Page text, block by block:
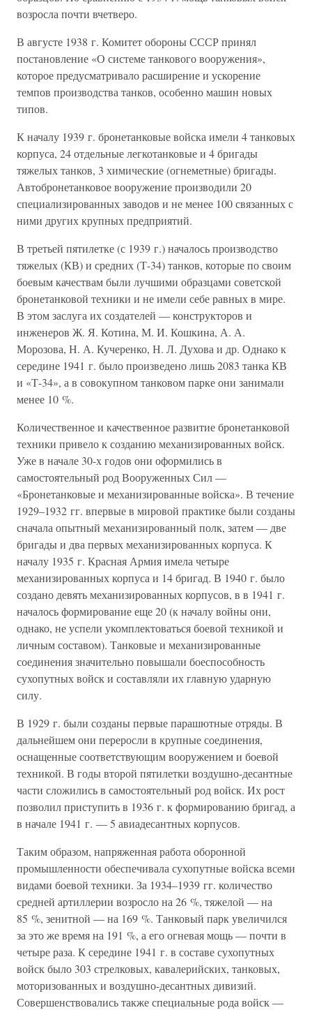
возросла почти вчетверо.
В августе 1938 г. Комитет обороны СССР принял
постановление «О системе танкового вооружения»,
которое предусматривало расширение и ускорение
темпов производства танков, особенно машин новых
типов.
К началу 1939 г. бронетанковые войска имели 4 танковых
корпуса, 24 отдельные легкотанковые и 4 бригады
тяжелых танков, 3 химические (огнеметные) бригады.
Автобронетанковое вооружение производили 20
специализированных заводов и не менее 100 связанных с
ними других крупных предприятий.
В третьей пятилетке (с 1939 г.) началось производство
тяжелых (КВ) и средних (Т-34) танков, которые по своим
боевым качествам были лучшими образцами советской
бронетанковой техники и не имели себе равных в мире.
В этом заслуга их создателей — конструкторов и
инженеров Ж. Я. Котина, М. И. Кошкина, А. А.
Морозова, Н. А. Кучеренко, Н. Л. Духова и др. Однако к
середине 1941 г. было произведено лишь 2083 танка КВ
и «Т-34», а в совокупном танковом парке они занимали
менее 10 %.
Количественное и качественное развитие бронетанковой
техники привело к созданию механизированных войск.
Уже в начале 30-х годов они оформились в
самостоятельный род Вооруженных Сил —
«Бронетанковые и механизированные войска». В течение
1929–1932 гг. впервые в мировой практике были созданы
сначала опытный механизированный полк, затем — две
бригады и два первых механизированных корпуса. К
началу 1935 г. Красная Армия имела четыре
механизированных корпуса и 14 бригад. В 1940 г. было
создано девять механизированных корпусов, в в 1941 г.
началось формирование еще 20 (к началу войны они,
однако, не успели укомплектоваться боевой техникой и
личным составом). Танковые и механизированные
соединения значительно повышали боеспособность
сухопутных войск и составляли их главную ударную
силу.
В 1929 г. были созданы первые парашютные отряды. В
дальнейшем они переросли в крупные соединения,
оснащенные соответствующим вооружением и боевой
техникой. В годы второй пятилетки воздушно-десантные
части сложились в самостоятельный род войск. Их рост
позволил приступить в 1936 г. к формированию бригад, а
в начале 1941 г. — 5 авиадесантных корпусов.
Таким образом, напряженная работа оборонной
промышленности обеспечивала сухопутные войска всеми
видами боевой техники. За 1934–1939 гг. количество
средней артиллерии возросло на 26 %, тяжелой — на
85 %, зенитной — на 169 %. Танковый парк увеличился
за это же время на 191 %, а его огневая мощь — почти в
четыре раза. К середине 1941 г. в составе сухопутных
войск было 303 стрелковых, кавалерийских, танковых,
моторизованных и воздушно-десантных дивизий.
Совершенствовались также специальные рода войск —